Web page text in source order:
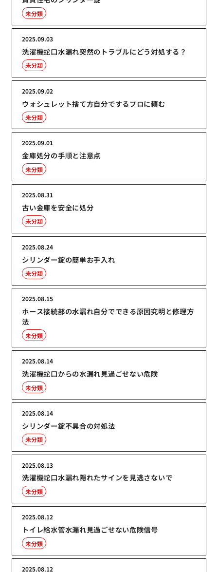
未分類
洗濯機蛇口水漏れ突然のトラブルにどう対処する？
2025.09.03
未分類
ウォシュレット捨て方自分でするプロに頼む
2025.09.02
未分類
金庫処分の手順と注意点
2025.09.01
未分類
古い金庫を安全に処分
2025.08.31
未分類
シリンダー錠の簡単お手入れ
2025.08.24
未分類
ホース接続部の水漏れ自分でできる原因究明と修理方
法
2025.08.15
未分類
洗濯機蛇口からの水漏れ見過ごせない危険
2025.08.14
未分類
シリンダー錠不具合の対処法
2025.08.14
未分類
洗濯機蛇口水漏れ隠れたサインを見逃さないで
2025.08.13
未分類
トイレ給水管水漏れ見過ごせない危険信号
2025.08.12
未分類
2025.08.12